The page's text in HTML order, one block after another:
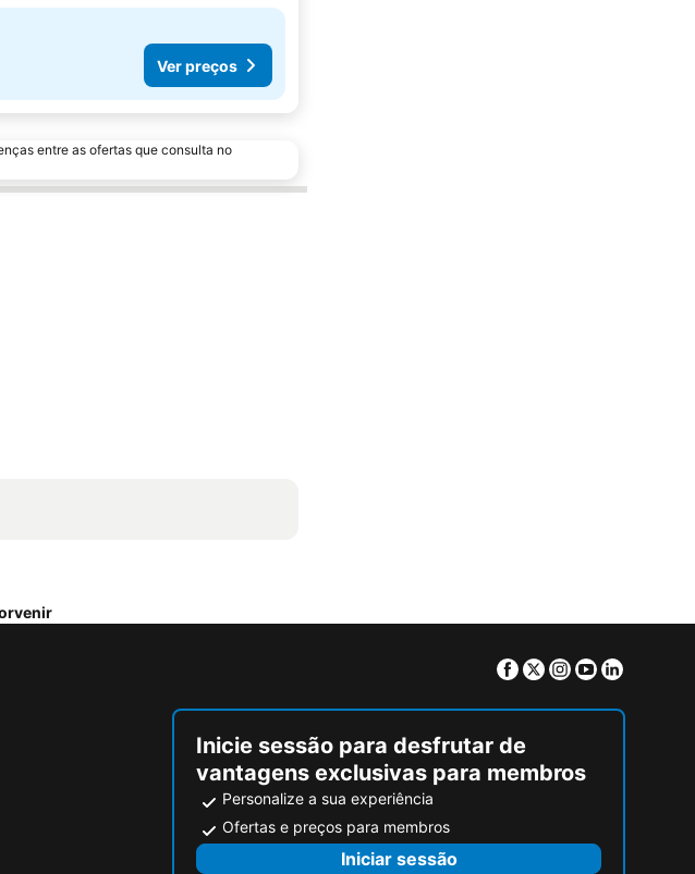
Ver preços
entre as ofertas que consulta no
Facebook
TwitterInstagram
Youtube
Inicie sessão para desfrutar de
vantagens exclusivas para membros
Personalize a sua experiência
Ofertas e preços para membros
Iniciar sessão